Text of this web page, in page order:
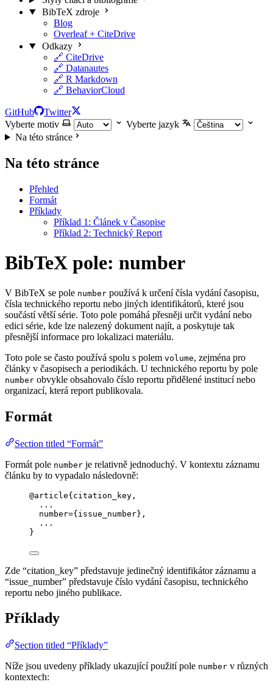
BibTeX zdroje
Blog
Overleaf + CiteDrive
Odkazy
🔗 CiteDrive
🔗 Datanautes
🔗 R Markdown
🔗 BehaviorCloud
GitHub
Twitter
Vyberte motiv
Vyberte jazyk
Na této stránce
Na této stránce
Přehled
Formát
Příklady
Příklad 1: Článek v Časopise
Příklad 2: Technický Report
BibTeX pole: number
V BibTeX se pole number používá k určení čísla vydání časopisu,
čísla technického reportu nebo jiných identifikátorů, které jsou
součástí větší série. Toto pole pomáhá přesněji určit vydání nebo
edici série, kde lze nalezený dokument najít, a poskytuje tak
přesnější informace pro lokalizaci materiálu.
Toto pole se často používá spolu s polem volume, zejména pro
články v časopisech a periodikách. U technického reportu by pole
number obvykle obsahovalo číslo reportu přidělené institucí nebo
organizací, která report publikovala.
Formát
Section titled “Formát”
Formát pole number je relativně jednoduchý. V kontextu záznamu
článku by to vypadalo následovně:
@article{citation_key,
...
number={issue_number} ,
...
}
Zde “citation_key” představuje jedinečný identifikátor záznamu a
“issue_number” představuje číslo vydání časopisu, technického
reportu nebo jiného publikace.
Příklady
Section titled “Příklady”
Níže jsou uvedeny příklady ukazující použití pole number v různých
kontextech: